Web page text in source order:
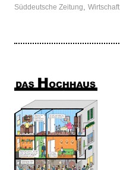
Süddeutsche Zeitung Wirtschaft